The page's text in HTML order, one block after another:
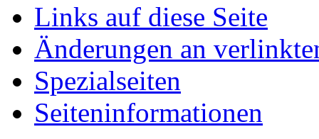
Links auf diese Seite
Änderungen an
Spezialseiten
Seiten­informationen